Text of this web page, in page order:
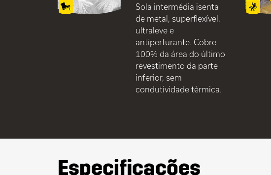
Sola intermédia isenta
de metal, superflexível,
ultraleve e
antiperfurante. Cobre
100% da área do último
revestimento da parte
inferior, sem
condutividade térmica.
Especificações